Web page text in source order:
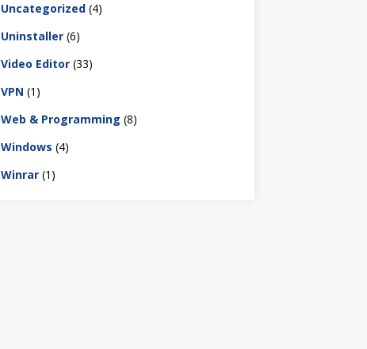
Uncategorized (4)
Uninstaller (6)
Video Editor (33)
VPN (1)
Web & Programming (8)
Windows (4)
Winrar (1)